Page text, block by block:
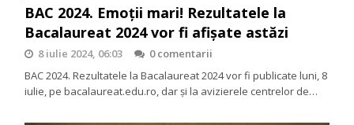
BAC 2024. Emoții mari! Rezultatele la
Bacalaureat 2024 vor fi afișate astăzi
8 iulie 2024, 06:03
0 comentarii
BAC 2024. Rezultatele la Bacalaureat 2024 vor fi publicate luni, 8
iulie, pe bacalaureat.edu.ro, dar și la avizierele centrelor de…